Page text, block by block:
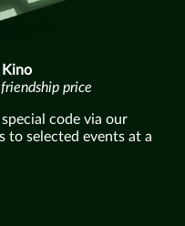
Kino
price
code via our
to selected events at a